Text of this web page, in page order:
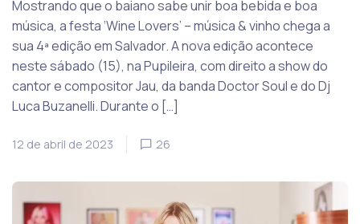
Mostrando que o baiano sabe unir boa bebida e boa
música, a festa ‘Wine Lovers’ – música & vinho chega a
sua 4ª edição em Salvador. A nova edição acontece
neste sábado (15), na Pupileira, com direito a show do
cantor e compositor Jau, da banda Doctor Soul e do Dj
Luca Buzanelli. Durante o […]
12 de abril de 2023 26